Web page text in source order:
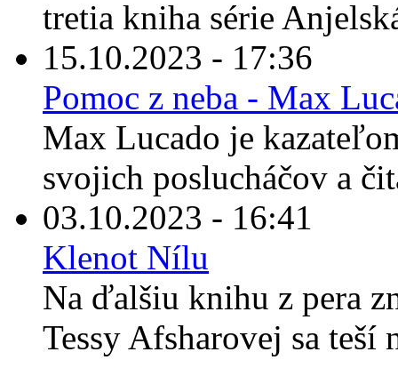
tretia kniha série
15.10.2023 - 17:36
Pomoc z neba - Max
Max Lucado je
svojich poslucháčov a
03.10.2023 - 16:41
Klenot Nílu
Na ďalšiu knihu z pera
Tessy Afsharovej sa teší